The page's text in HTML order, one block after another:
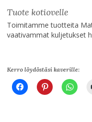
Tuote kotiovelle
Toimitamme tuotteita
vaativammat kuljetukset
Kerro löydöstäsi kaverille: